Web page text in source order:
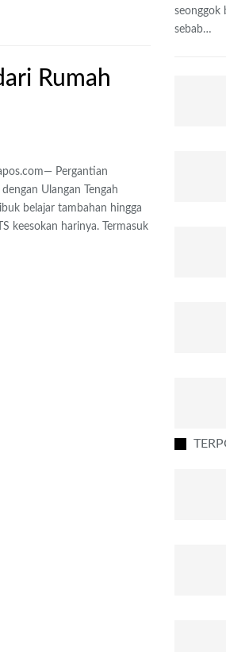
Rumah
Pergantian
Ulangan Tengah
belajar tambahan hingga
keesokan harinya. Termasuk
seonggok
sebab…